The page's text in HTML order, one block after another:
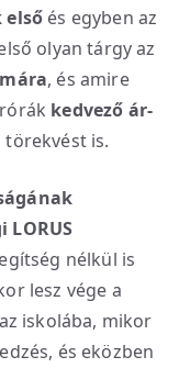
első és egyben az
olyan tárgy az
, és amire
kedvező ár-
is.
LORUS
nélkül is
lesz vége a
iskolába, mikor
és eközben